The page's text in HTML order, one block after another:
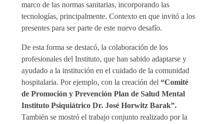
marco de las normas sanitarias, incorporando las
tecnologías, principalmente. Contexto en que invitó a los
presentes para ser parte de este nuevo desafío.
De esta forma se destacó, la colaboración de los
profesionales del Instituto, que han sabido adaptarse y
ayudado a la institución en el cuidado de la comunidad
hospitalaria. Por ejemplo, con la creación del “Comité
de Promoción y Prevención Plan de Salud Mental
Instituto Psiquiátrico Dr. José Horwitz Barak”.
También se mostró el trabajo conjunto realizado por la